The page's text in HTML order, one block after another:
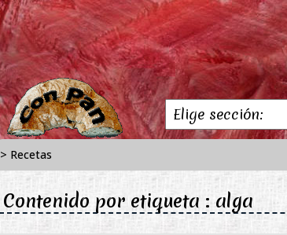
> Recetas
Contenido por etiqueta : alga